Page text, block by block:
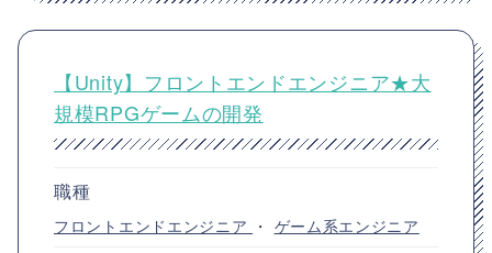
【Unity】フロントエンドエンジニア★大
規模RPGゲームの開発
職種
フロントエンドエンジニア ・ ゲーム系エンジニア